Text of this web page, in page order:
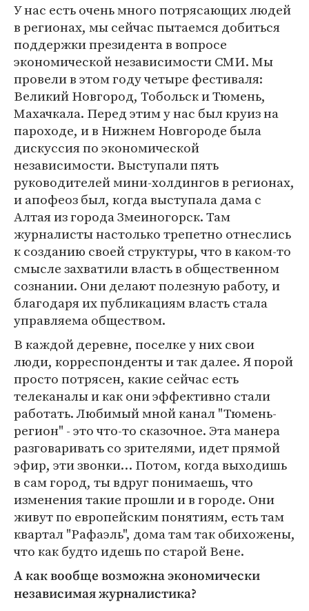
У нас есть очень много потрясающих людей
в регионах, мы сейчас пытаемся добиться
поддержки президента в вопросе
экономической независимости СМИ. Мы
провели в этом году четыре фестиваля:
Великий Новгород, Тобольск и Тюмень,
Махачкала. Перед этим у нас был круиз на
пароходе, и в Нижнем Новгороде была
дискуссия по экономической
независимости. Выступали пять
руководителей мини-холдингов в регионах,
и апофеоз был, когда выступала дама с
Алтая из города Змеиногорск. Там
журналисты настолько трепетно отнеслись
к созданию своей структуры, что в каком-то
смысле захватили власть в общественном
сознании. Они делают полезную работу, и
благодаря их публикациям власть стала
управляема обществом.
В каждой деревне, поселке у них свои
люди, корреспонденты и так далее. Я порой
просто потрясен, какие сейчас есть
телеканалы и как они эффективно стали
работать. Любимый мной канал "Тюмень-
регион" - это что-то сказочное. Эта манера
разговаривать со зрителями, идет прямой
эфир, эти звонки… Потом, когда выходишь
в сам город, ты вдруг понимаешь, что
изменения такие прошли и в городе. Они
живут по европейским понятиям, есть там
квартал "Рафаэль", дома там так обихожены,
что как будто идешь по старой Вене.
А как вообще возможна экономически
независимая журналистика?